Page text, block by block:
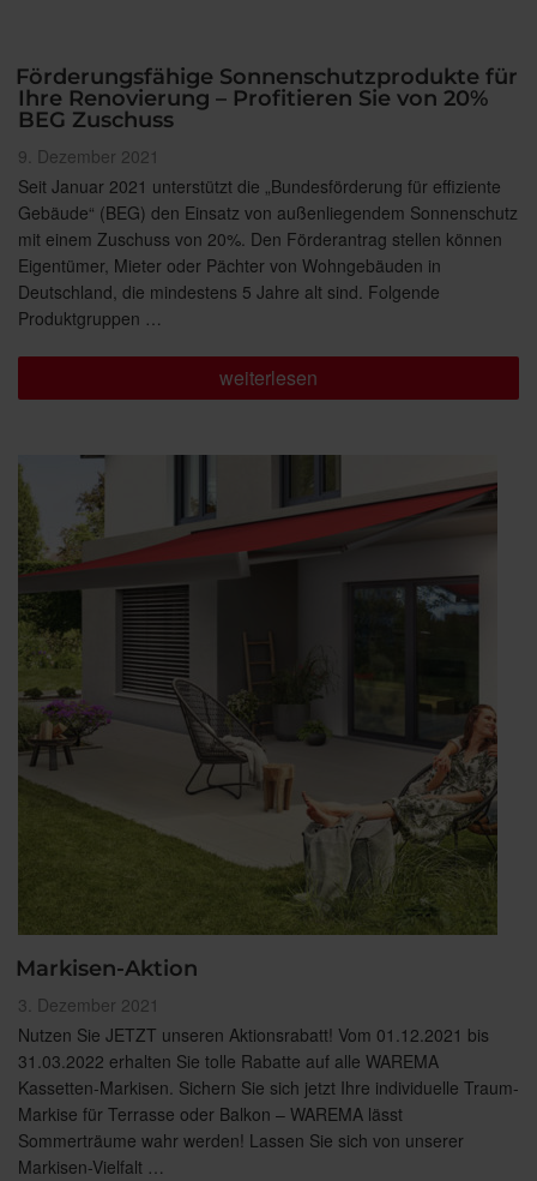
Förderungsfähige Sonnenschutzprodukte für
Ihre Renovierung – Profitieren Sie von 20%
BEG Zuschuss
Veröffentlicht
am
9. Dezember 2021
Seit Januar 2021 unterstützt die „Bundesförderung für effiziente
Gebäude“ (BEG) den Einsatz von außenliegendem Sonnenschutz
mit einem Zuschuss von 20%. Den Förderantrag stellen können
Eigentümer, Mieter oder Pächter von Wohngebäuden in
Deutschland, die mindestens 5 Jahre alt sind. Folgende
Produktgruppen …
„Förderungsfähige
Sonnenschutzprodukte
Renovierung
von
20%
BEG
weiterlesen
Markisen-Aktion
Veröffentlicht
am
3. Dezember 2021
Nutzen Sie JETZT unseren Aktionsrabatt! Vom 01.12.2021 bis
31.03.2022 erhalten Sie tolle Rabatte auf alle WAREMA
Kassetten-Markisen. Sichern Sie sich jetzt Ihre individuelle Traum-
Markise für Terrasse oder Balkon – WAREMA lässt
Sommerträume wahr werden! Lassen Sie sich von unserer
Markisen-Vielfalt …